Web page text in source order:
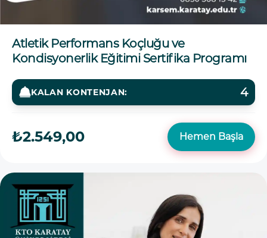
Atletik Performans Koçluğu ve
Kondisyonerlik Eğitimi Sertifika Programı
KALAN KONTENJAN: 4
₺2.549,00 Hemen Başla